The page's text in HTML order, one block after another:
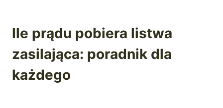
Ile prądu pobiera listwa
zasilająca: poradnik dla
każdego